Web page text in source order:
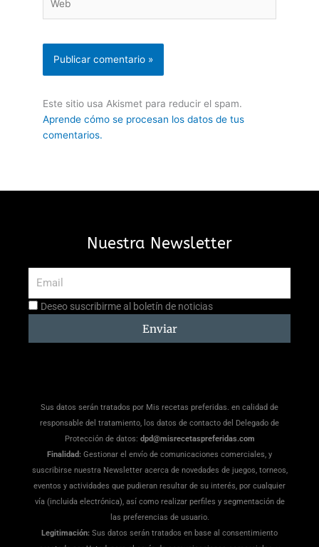
Este sitio usa Akismet para reducir el spam.
Aprende cómo se procesan los datos de tus
comentarios.
Nuestra Newsletter
Aceptación
Deseo suscribirme al boletín de noticias
Enviar
Sus datos serán tratados por Mis recetas preferidas. en calidad de
responsable del tratamiento, los datos de contacto del Delegado de
Protección de datos: dpd@misrecetaspreferidas.com
Finalidad: Gestionar el envío de comunicaciones comerciales, y
suscribirse nuestra Newsletter acerca de novedades de juegos, torneos,
eventos y actividades que pudieran resultar de su interés, por cualquier
vía (incluida electrónica), así como realizar perfiles y segmentación de
las preferencias de usuario.
Legitimación: Sus datos serán tratados en base al consentimiento